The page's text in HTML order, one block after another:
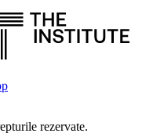
rezervate.